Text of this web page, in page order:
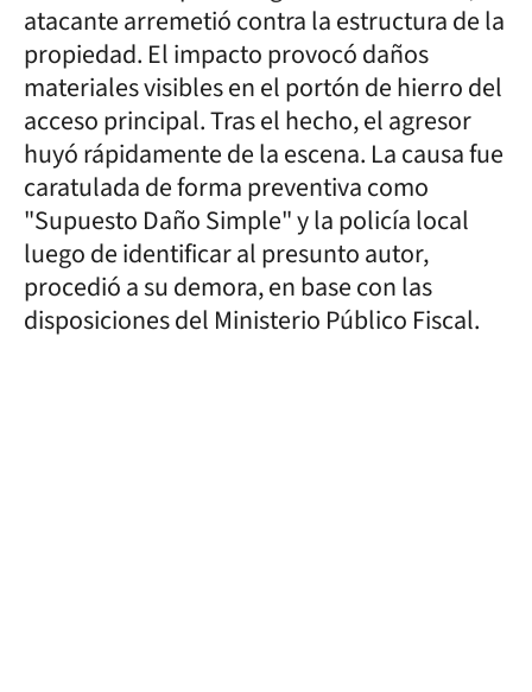
atacante arremetió contra la estructura de la
propiedad. El impacto provocó daños
materiales visibles en el portón de hierro del
acceso principal. Tras el hecho, el agresor
huyó rápidamente de la escena. La causa fue
caratulada de forma preventiva como
"Supuesto Daño Simple" y la policía local
luego de identificar al presunto autor,
procedió a su demora, en base con las
disposiciones del Ministerio Público Fiscal.